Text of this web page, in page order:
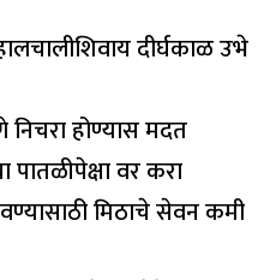
दीर्घकाळ उभे
निचरा होण्यास मदत
पातळीपेक्षा वर करा
मिठाचे सेवन कमी